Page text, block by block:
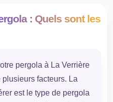
: Quels sont les
pergola à La Verrière
facteurs. La
est le type de pergola